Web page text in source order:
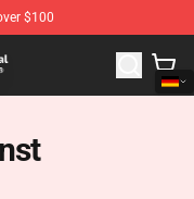
$100
Store